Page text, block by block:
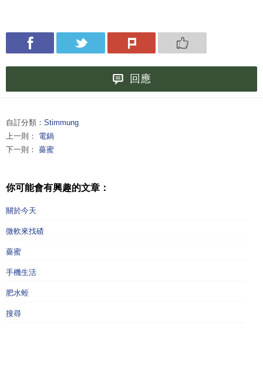
回應
自訂分類： Stimmung
上一則： 電鍋
下一則： 薔蜜
你可能會有興趣的文章：
關於今天
微軟來找碴
薔蜜
手機生活
肥水蛭
搜尋